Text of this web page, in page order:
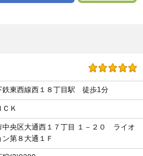
鉄東西線西１８丁目駅 徒歩1分
Ｋ
中央区大通西１７丁目 １－２０ ライオ
第８大通１Ｆ